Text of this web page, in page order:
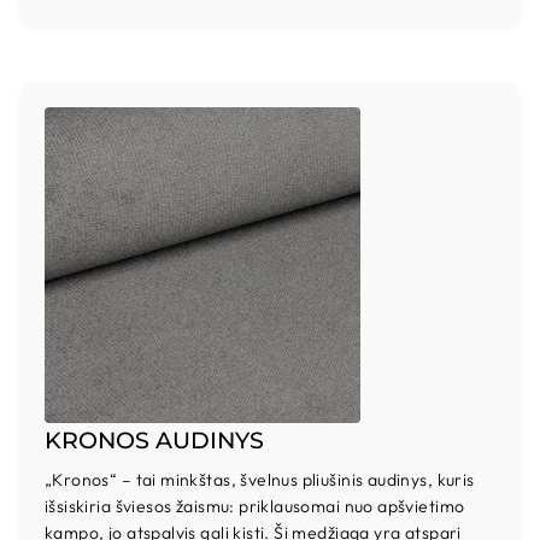
KRONOS AUDINYS
„Kronos“ – tai minkštas, švelnus pliušinis audinys, kuris
išsiskiria šviesos žaismu: priklausomai nuo apšvietimo
kampo, jo atspalvis gali kisti. Ši medžiaga yra atspari